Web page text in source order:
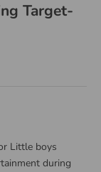
Target-
Little boys
during